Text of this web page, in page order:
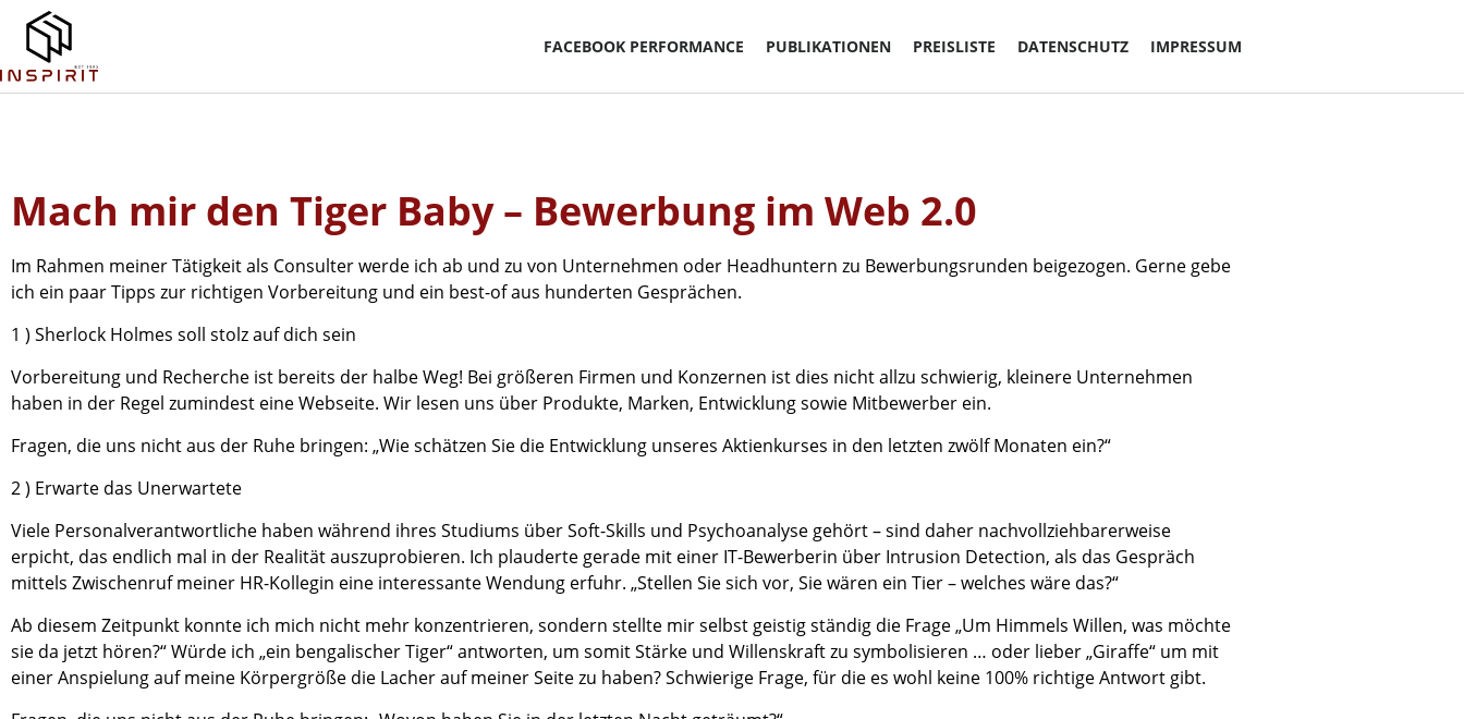
FACEBOOK PERFORMANCE PUBLIKATIONEN PREISLISTE DATENSCHUTZ IMPRESSUM
Mach mir den Tiger Baby – Bewerbung im Web 2.0
Im Rahmen meiner Tätigkeit als Consulter werde ich ab und zu von Unternehmen oder Headhuntern zu Bewerbungsrunden beigezogen. Gerne gebe
ich ein paar Tipps zur richtigen Vorbereitung und ein best-of aus hunderten Gesprächen.
1 ) Sherlock Holmes soll stolz auf dich sein
Vorbereitung und Recherche ist bereits der halbe Weg! Bei größeren Firmen und Konzernen ist dies nicht allzu schwierig, kleinere Unternehmen
haben in der Regel zumindest eine Webseite. Wir lesen uns über Produkte, Marken, Entwicklung sowie Mitbewerber ein.
Fragen, die uns nicht aus der Ruhe bringen: „Wie schätzen Sie die Entwicklung unseres Aktienkurses in den letzten zwölf Monaten ein?“
2 ) Erwarte das Unerwartete
Viele Personalverantwortliche haben während ihres Studiums über Soft-Skills und Psychoanalyse gehört – sind daher nachvollziehbarerweise
erpicht, das endlich mal in der Realität auszuprobieren. Ich plauderte gerade mit einer IT-Bewerberin über Intrusion Detection, als das Gespräch
mittels Zwischenruf meiner HR-Kollegin eine interessante Wendung erfuhr. „Stellen Sie sich vor, Sie wären ein Tier – welches wäre das?“
Ab diesem Zeitpunkt konnte ich mich nicht mehr konzentrieren, sondern stellte mir selbst geistig ständig die Frage „Um Himmels Willen, was möchte
sie da jetzt hören?“ Würde ich „ein bengalischer Tiger“ antworten, um somit Stärke und Willenskraft zu symbolisieren … oder lieber „Giraffe“ um mit
einer Anspielung auf meine Körpergröße die Lacher auf meiner Seite zu haben? Schwierige Frage, für die es wohl keine 100% richtige Antwort gibt.